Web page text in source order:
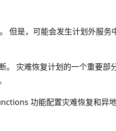
但是，可能会发生计划外服务
。 灾难恢复计划的一个重要部
功能配置灾难恢复和异地